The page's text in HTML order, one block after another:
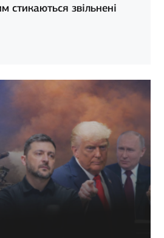
стикаються звільнені